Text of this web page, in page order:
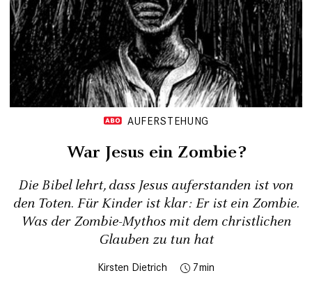
AUFERSTEHUNG
War Jesus ein Zombie?
Die Bibel lehrt, dass Jesus auferstanden ist von
den Toten. Für Kinder ist klar: Er ist ein Zombie.
Was der Zombie-Mythos mit dem christlichen
Glauben zu tun hat
Kirsten Dietrich 7